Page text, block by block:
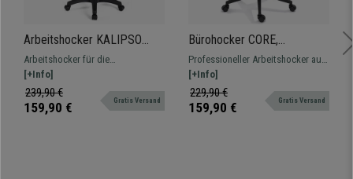
Arbeitshocker KALIPSO
LEDER OHNE ARMLEHNE,
verstellbare Rückenlehnen,
dicke Polsterung, Farbe Blau
Arbeitshocker für die
professionelle Beschäftigung in
Lederbezug. Verstellbar, mit
Fußablage, widerstandsfähig und
[+Info]
239,90 €
159,90 € Gratis Versand
Bürohocker CORE,
ergonomisch geformte
Sitzfläche, Kunststoff, Farbe
Schwarz
Professioneller Arbeitshocker aus
strapazierfähigem Kunststoff, der
auf Langlebigkeit und einfache
Reinigung ausgelegt ist.
[+Info]
229,90 €
159,90 € Gratis Versand